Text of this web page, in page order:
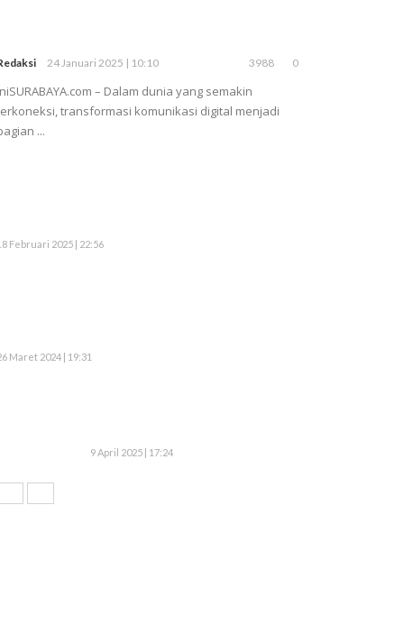
24 Januari 2025 | 10:10 3988 0
– Dalam dunia yang semakin
transformasi komunikasi digital menjadi
...
Februari 2025 | 22:56
Maret 2024 | 19:31
9 April 2025 | 17:24